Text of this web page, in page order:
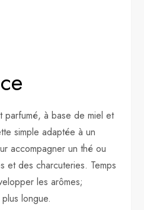
parfumé, à base de miel et
simple adaptée à un
accompagner un thé ou
et des charcuteries. Temps
les arômes;
longue.